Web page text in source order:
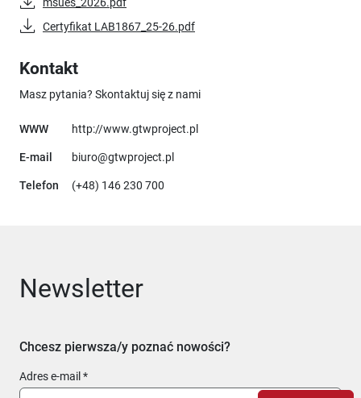
Certyfikat LAB1867_25-26.pdf
Kontakt
Masz pytania? Skontaktuj się z nami
WWW http://www.gtwproject.plUwaga, link otworzy się w
E-mail biuro@gtwproject.pl
Telefon (+48) 146 230 700
Newsletter
Chcesz pierwsza/y poznać nowości?
Adres e-mail